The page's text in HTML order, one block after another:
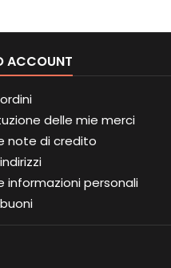
ACCOUNT
delle mie merci
note di credito
informazioni personali